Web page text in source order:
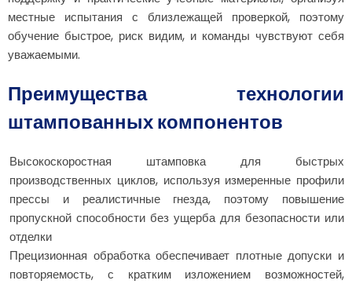
местные испытания с близлежащей проверкой, поэтому
обучение быстрое, риск видим, и команды чувствуют себя
уважаемыми.
Преимущества технологии
штампованных компонентов
Высокоскоростная штамповка для быстрых
производственных циклов, используя измеренные профили
прессы и реалистичные гнезда, поэтому повышение
пропускной способности без ущерба для безопасности или
отделки
Прецизионная обработка обеспечивает плотные допуски и
повторяемость, с кратким изложением возможностей,